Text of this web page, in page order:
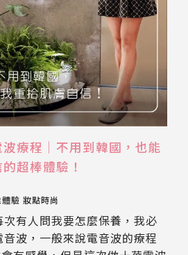
療程｜不用到韓國，也能
超棒體驗！
驗 妝點時尚
有人問我要怎麼保養，我必
波，一般來說電音波的療程